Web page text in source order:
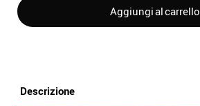
Aggiungi al carrello
Descrizione